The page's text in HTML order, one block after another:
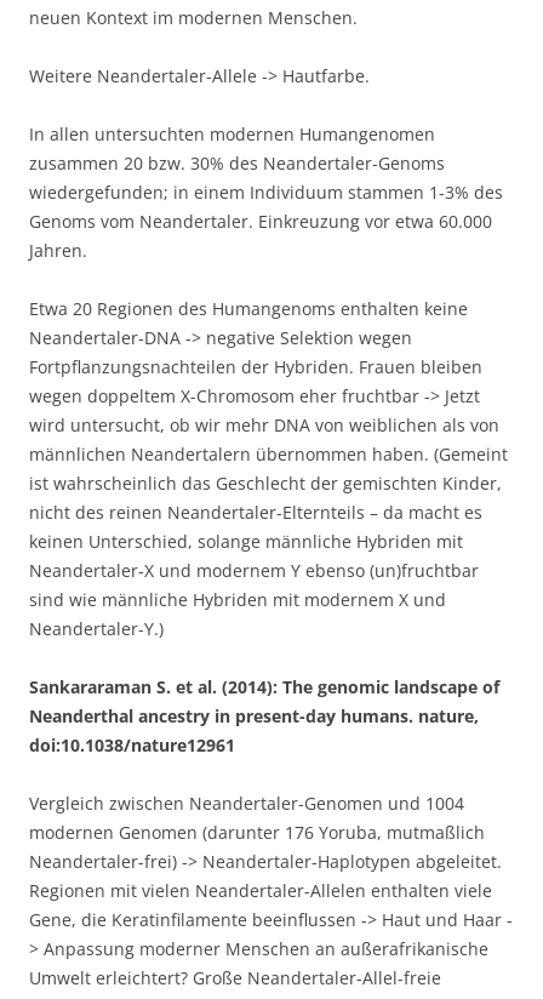
neuen Kontext im modernen Menschen.
Weitere Neandertaler-Allele -> Hautfarbe.
In allen untersuchten modernen Humangenomen
zusammen 20 bzw. 30% des Neandertaler-Genoms
wiedergefunden; in einem Individuum stammen 1-3% des
Genoms vom Neandertaler. Einkreuzung vor etwa 60.000
Jahren.
Etwa 20 Regionen des Humangenoms enthalten keine
Neandertaler-DNA -> negative Selektion wegen
Fortpflanzungsnachteilen der Hybriden. Frauen bleiben
wegen doppeltem X-Chromosom eher fruchtbar -> Jetzt
wird untersucht, ob wir mehr DNA von weiblichen als von
männlichen Neandertalern übernommen haben. (Gemeint
ist wahrscheinlich das Geschlecht der gemischten Kinder,
nicht des reinen Neandertaler-Elternteils – da macht es
keinen Unterschied, solange männliche Hybriden mit
Neandertaler-X und modernem Y ebenso (un)fruchtbar
sind wie männliche Hybriden mit modernem X und
Neandertaler-Y.)
Sankararaman S. et al. (2014): The genomic landscape of
Neanderthal ancestry in present-day humans. nature,
doi:10.1038/nature12961
Vergleich zwischen Neandertaler-Genomen und 1004
modernen Genomen (darunter 176 Yoruba, mutmaßlich
Neandertaler-frei) -> Neandertaler-Haplotypen abgeleitet.
Regionen mit vielen Neandertaler-Allelen enthalten viele
Gene, die Keratinfilamente beeinflussen -> Haut und Haar -
> Anpassung moderner Menschen an außerafrikanische
Umwelt erleichtert? Große Neandertaler-Allel-freie